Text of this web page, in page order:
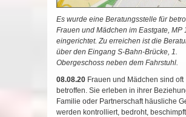
Es wurde eine Beratungsstelle für
Frauen und Mädchen im Eastgate, MP
eingerichtet. Zu erreichen ist die
über den Eingang S-Bahn-Brücke, 1.
Obergeschoss neben dem Fahrstuhl.
08.08.20 Frauen und Mädchen sind oft
betroffen. Sie erleben in ihrer
Familie oder Partnerschaft häusliche
werden kontrolliert, bedroht,